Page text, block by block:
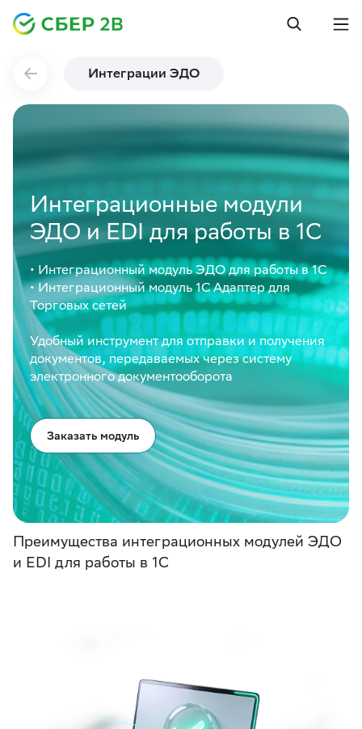
Интеграции ЭДО
Интеграционные модули
ЭДО и EDI для работы в 1С
• Интеграционный модуль ЭДО для работы в 1С
• Интеграционный модуль 1С Адаптер для
Торговых сетей
Удобный инструмент для отправки и получения
документов, передаваемых через систему
электронного документооборота
Заказать модуль
Преимущества интеграционных модулей ЭДО
и EDI для работы в 1С